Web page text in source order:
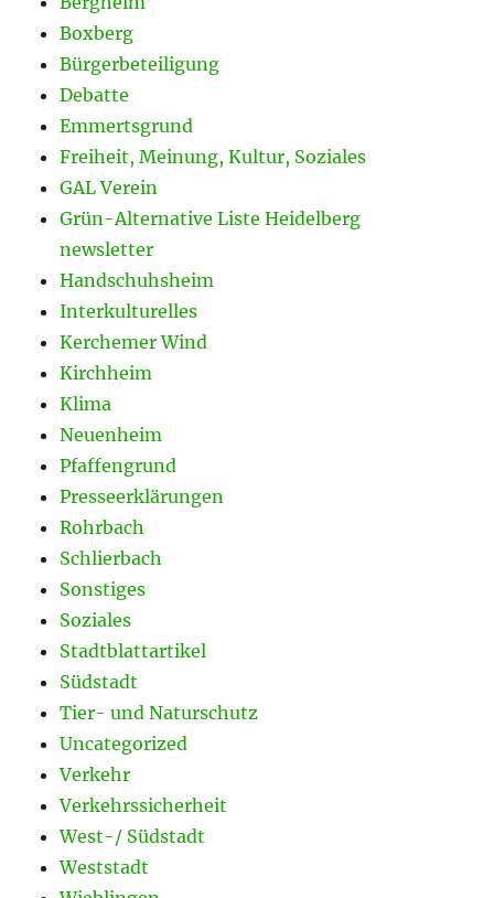
Boxberg
Bürgerbeteiligung
Debatte
Emmertsgrund
Freiheit, Meinung, Kultur, Soziales
GAL Verein
Grün-Alternative Liste Heidelberg
newsletter
Handschuhsheim
Interkulturelles
Kerchemer Wind
Kirchheim
Klima
Neuenheim
Pfaffengrund
Presseerklärungen
Rohrbach
Schlierbach
Sonstiges
Soziales
Stadtblattartikel
Südstadt
Tier- und Naturschutz
Uncategorized
Verkehr
Verkehrssicherheit
West-/ Südstadt
Weststadt